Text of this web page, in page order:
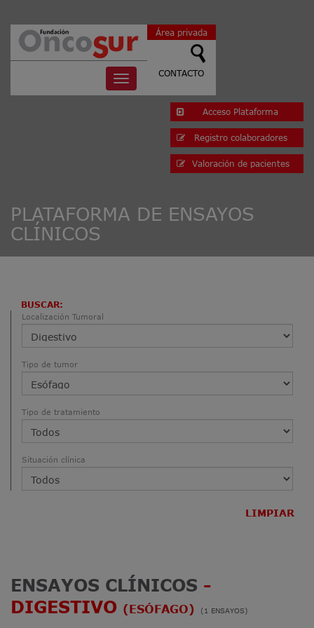
Toggle
navigation
Área privada
CONTACTO
Acceso Plataforma
Registro colaboradores
Valoración de pacientes
PLATAFORMA DE ENSAYOS
CLÍNICOS
BUSCAR:
Localización Tumoral
Tipo de tumor
Tipo de tratamiento
Situación clínica
LIMPIAR
ENSAYOS CLÍNICOS -
DIGESTIVO (ESÓFAGO) (1 ENSAYOS)